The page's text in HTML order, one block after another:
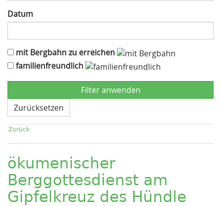
Datum
mit Bergbahn zu erreichen
familienfreundlich
Zurücksetzen
Zurück
ökumenischer
Berggottesdienst am
Gipfelkreuz des Hündle